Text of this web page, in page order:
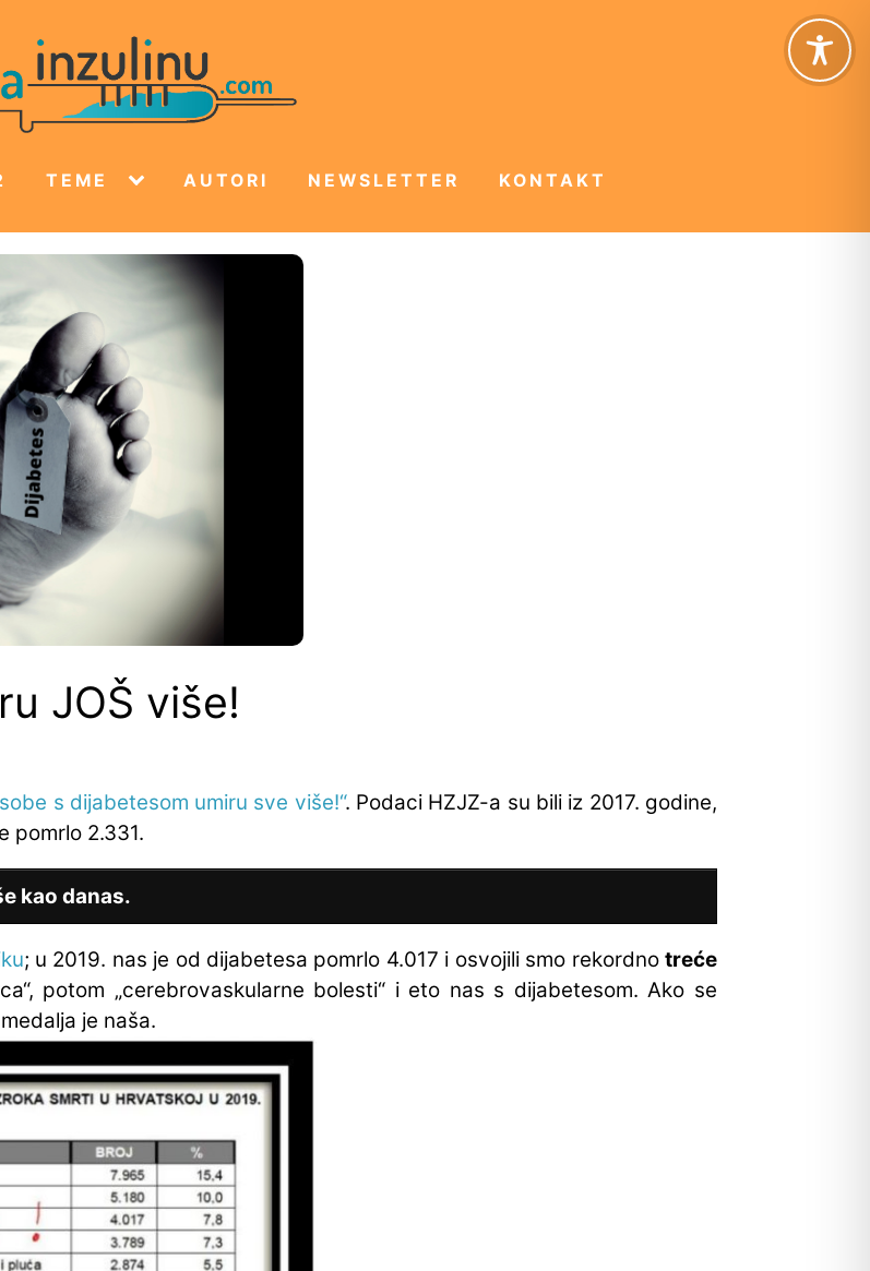
TEME AUTORI NEWSLETTER KONTAKT
JOŠ više!
s dijabetesom umiru sve više!“. Podaci HZJZ-a su bili iz 2017. godine,
pomrlo 2.331.
kao danas.
; u 2019. nas je od dijabetesa pomrlo 4.017 i osvojili smo rekordnotreće
potom „cerebrovaskularne bolesti“ i eto nas s dijabetesom. Ako se
je naša.